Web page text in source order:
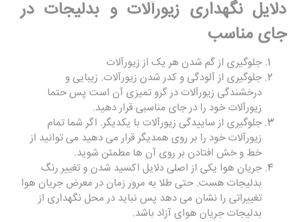
دلایل نگهداری زیورآلات و بدلیجات در
جای مناسب
جلوگیری از گم شدن هر یک از زیورآلات
جلوگیری از آلودگی و کدر شدن زیورآلات. زیبایی و
درخشندگی زیورآلات در گرو تمیزی آن است پس حتما
زیورآلات خود را در جای مناسبی قرار دهید.
جلوگیری از ساییدگی زیورآلات با یکدیگر. اگر شما تمام
زیورآلات خود را بر روی همدیگر قرار می دهید می توانید از
خط و خش افتادن بر روی آن ها مطمئن شوید.
جریان هوا یکی از اصلی دلایل اکسید شدن و تغییر رنگ
بدلیجات هست. حتی طلا به مرور زمان در معرض جریان هوا
تغییراتی را نشان می دهد پس نباید در محل نگهداری از
بدلیجات جریان هوای آزاد باشد.